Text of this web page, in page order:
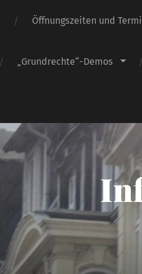
Öffnungszeiten und
„Grundrechte“-Demos